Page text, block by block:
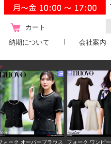
カート
納期について 会社案内
フォーク ワンピース
エンジョイ ラ